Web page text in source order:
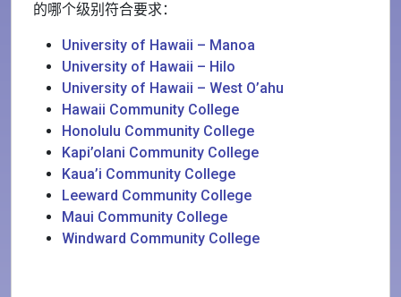
的哪个级别符合要求：
University of Hawaii – Manoa
University of Hawaii – Hilo
University of Hawaii – West O’ahu
Hawaii Community College
Honolulu Community College
Kapi’olani Community College
Kaua’i Community College
Leeward Community College
Maui Community College
Windward Community College